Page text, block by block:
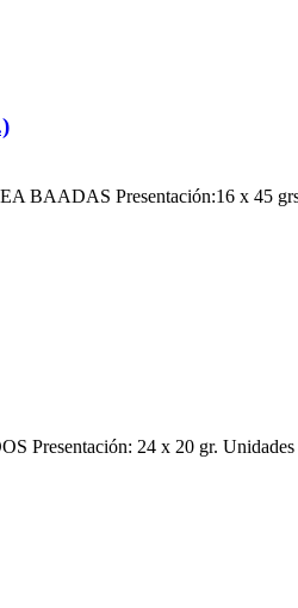
Presentación:16 x 45
Presentación: 24 x 20 gr. Unidades